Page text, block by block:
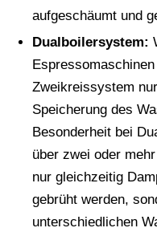
aufgeschäumt und
Dualboilersystem:
Zweikreissystem
Speicherung des
Besonderheit bei
über zwei oder
nur gleichzeitig
gebrüht werden,
unterschiedlichen